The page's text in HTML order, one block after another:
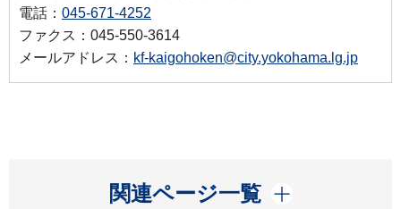
電話： 045-671-4252
ファクス：045-550-3614
メールアドレス： kf-kaigohoken@city.yokohama.lg.jp
関連ページ一覧
開く